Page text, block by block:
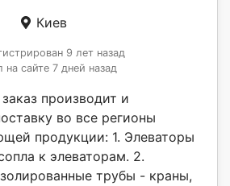
Киев
9 лет назад
на сайте 7 дней назад
производит и
во все регионы
продукции: 1. Элеваторы
к элеваторам. 2.
трубы - краны,